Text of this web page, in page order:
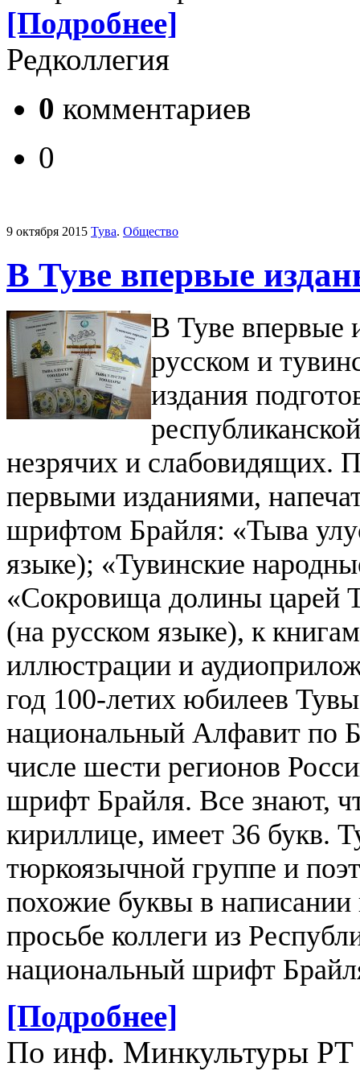
[Подробнее]
Редколлегия
0 комментариев
0
9 октября 2015 Тува. Общество
В Туве впервые
В Туве впервые
русском и
издания
незрячих и слабовидящих.
первыми изданиями,
шрифтом Брайля: «Тыва
языке); «Тувинские
«Сокровища долины царей
(на русском языке), к
иллюстрации и
год 100-летих юбилеев
национальный Алфавит по
числе шести регионов
шрифт Брайля. Все знают,
кириллице, имеет 36 букв.
тюркоязычной группе и
похожие буквы в
просьбе коллеги из
национальный шрифт
[Подробнее]
По инф. Минкультуры РТ